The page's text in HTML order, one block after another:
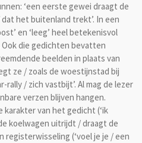
‘een eerste gewei draagt de
het buitenland trekt’. In een
en ‘leeg’ heel betekenisvol
die gedichten bevatten
beelden in plaats van
ze / zoals de woestijnstad bij
rally / zich vastbijt’. Al mag de lezer
verzen blijven hangen.
van het gedicht (‘ik
koelwagen uitrijdt / draagt de
(‘voel je je / een